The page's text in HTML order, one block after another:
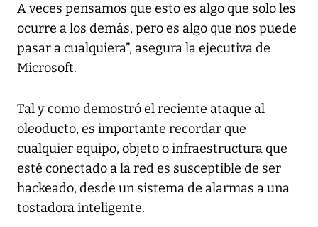
A veces pensamos que esto es algo que solo les
ocurre a los demás, pero es algo que nos puede
pasar a cualquiera”, asegura la ejecutiva de
Microsoft.
Tal y como demostró el reciente ataque al
oleoducto, es importante recordar que
cualquier equipo, objeto o infraestructura que
esté conectado a la red es susceptible de ser
hackeado, desde un sistema de alarmas a una
tostadora inteligente.